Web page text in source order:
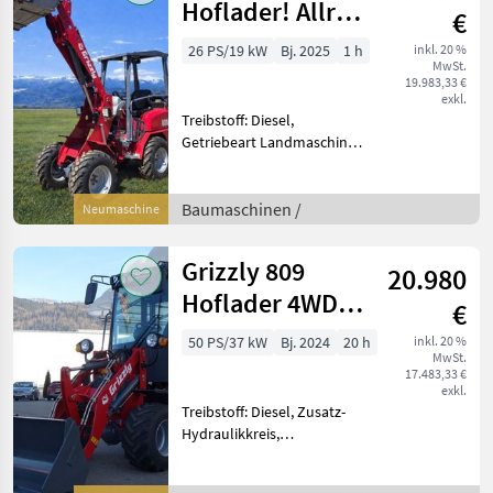
Neumaschine
Hoflader! Allrad
+ 2 Jahre mobile
€
inkl. 20 %
MwSt.
19.983,33 €
exkl.
26 PS/19 kW Bj. 2025 1 h
Treibstoff: Diesel,
Getriebeart Landmaschine:
Aufnahme Der
Kompaktlader 808 von
Helfer beim Bau, auf
Baumaschinen /
Grizzly 809
Hoflader 4WD
50PS 2 Jahre
20.980
€
inkl. 20 %
MwSt.
17.483,33 €
exkl.
50 PS/37 kW Bj. 2024 20 h
Treibstoff: Diesel, Zusatz-
Hydraulikkreis,